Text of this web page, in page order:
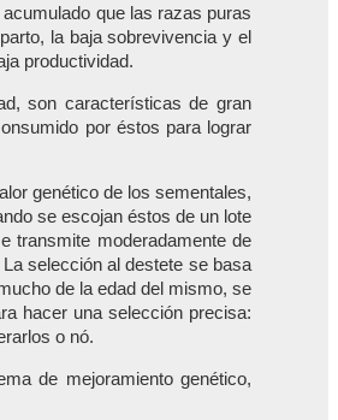
que las razas puras
la baja sobrevivencia y el
productividad.
son características de gran
por éstos para lograr
genético de los sementales,
se escojan éstos de un lote
transmite moderadamente de
selección al destete se basa
de la edad del mismo, se
hacer una selección precisa:
o nó.
de mejoramiento genético,